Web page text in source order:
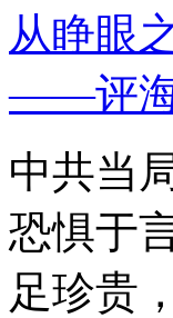
从睁眼
——评海
中共当
恐惧于
足珍贵